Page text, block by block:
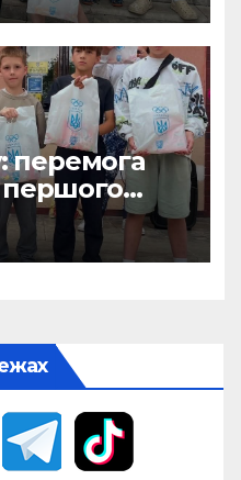
перемога
першого